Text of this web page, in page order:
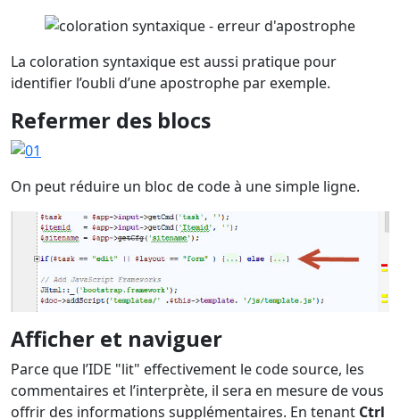
La coloration syntaxique est aussi pratique pour
identifier l’oubli d’une apostrophe par exemple.
Refermer des blocs
On peut réduire un bloc de code à une simple ligne.
Afficher et naviguer
Parce que l’IDE "lit" effectivement le code source, les
commentaires et l’interprète, il sera en mesure de vous
offrir des informations supplémentaires. En tenant Ctrl